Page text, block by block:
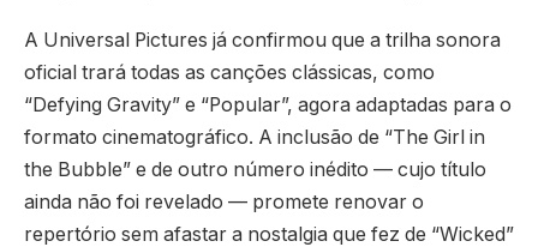
A Universal Pictures já confirmou que a trilha sonora
oficial trará todas as canções clássicas, como
“Defying Gravity” e “Popular”, agora adaptadas para o
formato cinematográfico. A inclusão de “The Girl in
the Bubble” e de outro número inédito — cujo título
ainda não foi revelado — promete renovar o
repertório sem afastar a nostalgia que fez de “Wicked”